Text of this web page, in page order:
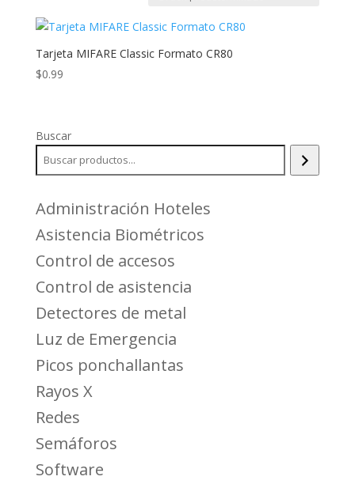
Tarjeta MIFARE Classic Formato CR80
$0.99
Buscar
Administración Hoteles
Asistencia Biométricos
Control de accesos
Control de asistencia
Detectores de metal
Luz de Emergencia
Picos ponchallantas
Rayos X
Redes
Semáforos
Software